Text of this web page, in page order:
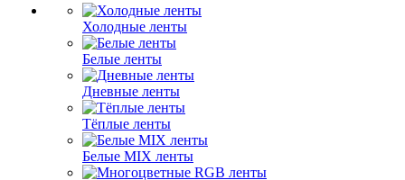
Холодные ленты
Белые ленты
Дневные ленты
Тёплые ленты
Белые MIX ленты